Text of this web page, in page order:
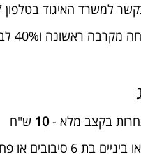
6437627 בימים א' עד ה' בין השעות 10:00 ל15:00
בקצב מלא -10 ש"ח
או פחות -